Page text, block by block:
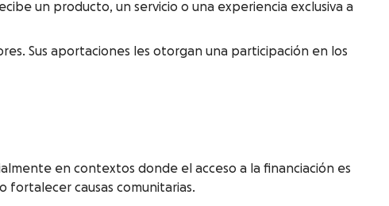
un producto, un servicio o una experiencia exclusiva a
Sus aportaciones les otorgan una participación en los
en contextos donde el acceso a la financiación es
fortalecer causas comunitarias.